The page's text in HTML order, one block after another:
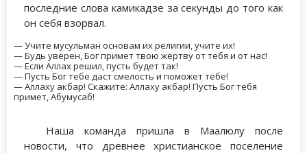
последние слова камикадзе за секунды до того как
он себя взорвал.
— Учите мусульман основам их религии, учите их!
— Будь уверен, Бог примет твою жертву от тебя и от нас!
— Если Аллах решил, пусть будет так!
— Пусть Бог тебе даст смелость и поможет тебе!
— Аллаху акбар! Скажите: Аллаху акбар! Пусть Бог тебя
примет, Абумусаб!
Наша команда пришла в Маалюлу после
новости, что древнее христианское поселение